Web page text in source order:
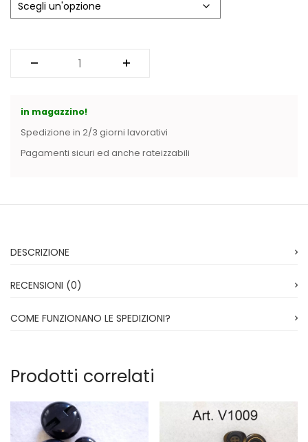
in magazzino!
Spedizione in 2/3 giorni lavorativi
Pagamenti sicuri ed anche rateizzabili
DESCRIZIONE
RECENSIONI (0)
COME FUNZIONANO LE SPEDIZIONI?
Prodotti correlati